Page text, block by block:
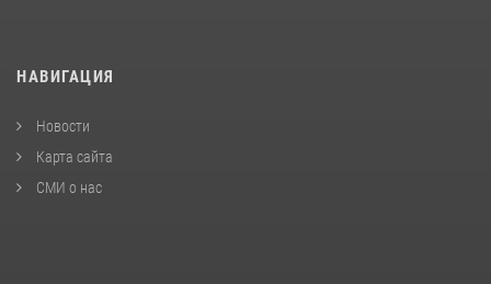
НАВИГАЦИЯ
Новости
Карта сайта
СМИ о нас